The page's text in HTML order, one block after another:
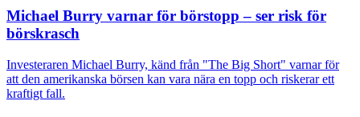
Michael Burry varnar för börstopp – ser risk för
börskrasch
Investeraren Michael Burry, känd från "The Big Short" varnar för
att den amerikanska börsen kan vara nära en topp och riskerar ett
kraftigt fall.